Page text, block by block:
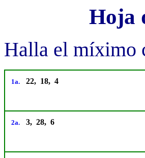
Hoja
Halla el míximo
1a. 22, 18, 4
2a. 3, 28, 6